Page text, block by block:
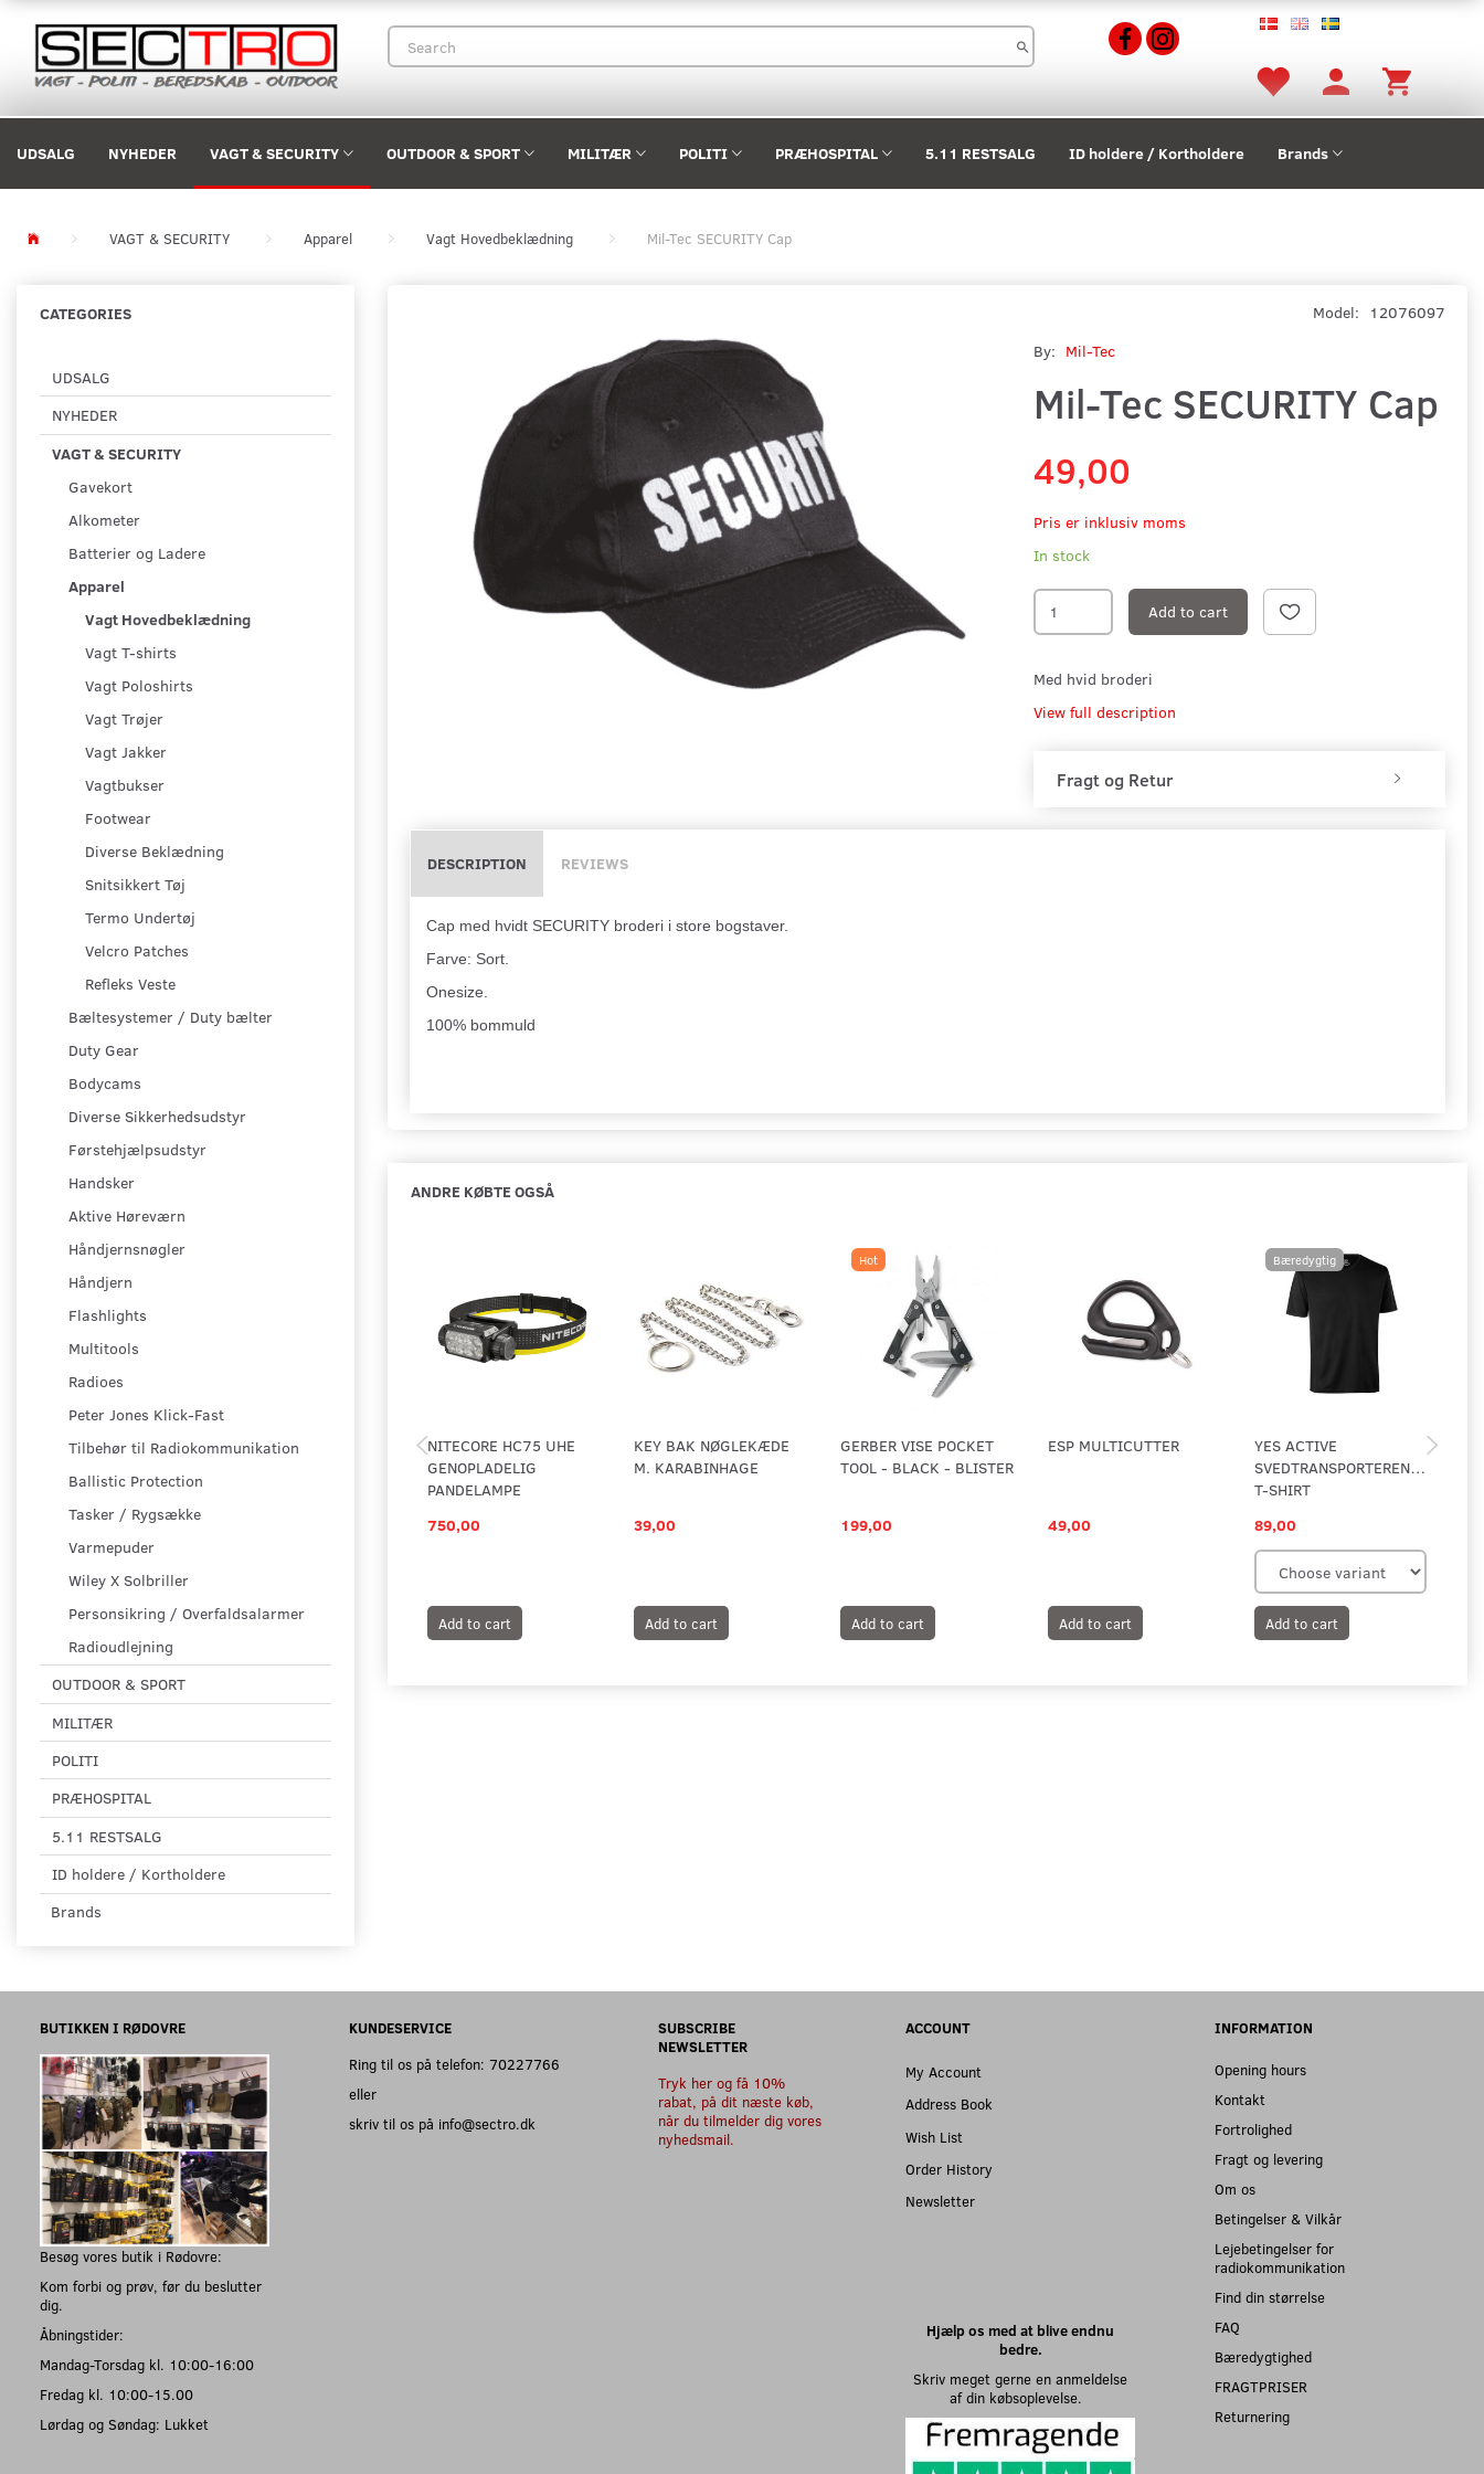
UDSALG NYHEDER VAGT & SECURITY OUTDOOR & SPORT MILITÆR POLITI PRÆHOSPITAL 5.11 RESTSALG ID holdere / Kortholdere Brands
VAGT & SECURITY Apparel Vagt Hovedbeklædning Mil-Tec SECURITY Cap
CATEGORIES
UDSALG
NYHEDER
VAGT & SECURITY
Gavekort
Alkometer
Batterier og Ladere
Apparel
Vagt Hovedbeklædning
Vagt T-shirts
Vagt Poloshirts
Vagt Trøjer
Vagt Jakker
Vagtbukser
Footwear
Diverse Beklædning
Snitsikkert Tøj
Termo Undertøj
Velcro Patches
Refleks Veste
Bæltesystemer / Duty bælter
Duty Gear
Bodycams
Diverse Sikkerhedsudstyr
Førstehjælpsudstyr
Handsker
Aktive Høreværn
Håndjernsnøgler
Håndjern
Flashlights
Multitools
Radioes
Peter Jones Klick-Fast
Tilbehør til Radiokommunikation
Ballistic Protection
Tasker / Rygsække
Varmepuder
Wiley X Solbriller
Personsikring / Overfaldsalarmer
Radioudlejning
OUTDOOR & SPORT
MILITÆR
POLITI
PRÆHOSPITAL
5.11 RESTSALG
ID holdere / Kortholdere
Brands
Model:
12076097
By: Mil-Tec
Mil-Tec SECURITY Cap
49,00
Pris er inklusiv moms
In stock
Add to cart
Med hvid broderi
View full description
Fragt og Retur
DESCRIPTION REVIEWS
Cap med hvidt SECURITY broderi i store bogstaver.
Farve: Sort.
Onesize.
100% bommuld
ANDRE KØBTE OGSÅ
NITECORE HC75 UHE
GENOPLADELIG
PANDELAMPE
750,00
Add to cart
KEY BAK NØGLEKÆDE
M. KARABINHAGE
39,00
Add to cart
Hot
GERBER VISE POCKET
TOOL - BLACK - BLISTER
199,00
Add to cart
ESP MULTICUTTER
49,00
Add to cart
Bæredygtig
YES ACTIVE
SVEDTRANSPORTERENDE
T-SHIRT
89,00
Add to cart
BUTIKKEN I RØDOVRE
Besøg vores butik i Rødovre:
Kom forbi og prøv, før du beslutter
dig.
Åbningstider:
Mandag-Torsdag kl. 10:00-16:00
Fredag kl. 10:00-15.00
Lørdag og Søndag: Lukket
KUNDESERVICE
Ring til os på telefon: 70227766
eller
skriv til os på info@sectro.dk
SUBSCRIBE
NEWSLETTER
Tryk her og få 10%
rabat, på dit næste køb,
når du tilmelder dig vores
nyhedsmail.
ACCOUNT
My Account
Address Book
Wish List
Order History
Newsletter
Hjælp os med at blive endnu
bedre.
Skriv meget gerne en anmeldelse
af din købsoplevelse.
INFORMATION
Opening hours
Kontakt
Fortrolighed
Fragt og levering
Om os
Betingelser & Vilkår
Lejebetingelser for
radiokommunikation
Find din størrelse
FAQ
Bæredygtighed
FRAGTPRISER
Returnering